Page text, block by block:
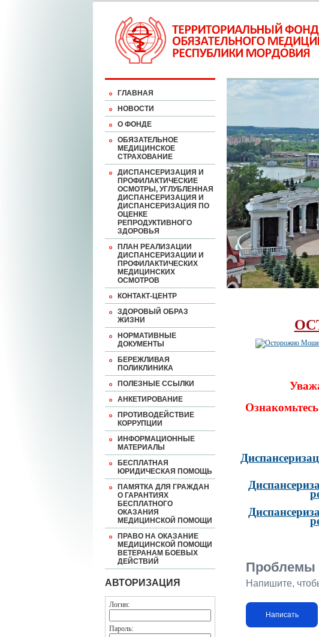
ГЛАВНАЯ
НОВОСТИ
О ФОНДЕ
ОБЯЗАТЕЛЬНОЕ
МЕДИЦИНСКОЕ
СТРАХОВАНИЕ
ДИСПАНСЕРИЗАЦИЯ И
ПРОФИЛАКТИЧЕСКИЕ
ОСМОТРЫ, УГЛУБЛЕННАЯ
ДИСПАНСЕРИЗАЦИЯ И
ДИСПАНСЕРИЗАЦИЯ ПО
ОЦЕНКЕ
РЕПРОДУКТИВНОГО
ЗДОРОВЬЯ
ПЛАН РЕАЛИЗАЦИИ
ДИСПАНСЕРИЗАЦИИ И
ПРОФИЛАКТИЧЕСКИХ
МЕДИЦИНСКИХ
ОСМОТРОВ
КОНТАКТ-ЦЕНТР
ЗДОРОВЫЙ ОБРАЗ
ЖИЗНИ
НОРМАТИВНЫЕ
ДОКУМЕНТЫ
БЕРЕЖЛИВАЯ
ПОЛИКЛИНИКА
ПОЛЕЗНЫЕ ССЫЛКИ
АНКЕТИРОВАНИЕ
ПРОТИВОДЕЙСТВИЕ
КОРРУПЦИИ
ИНФОРМАЦИОННЫЕ
МАТЕРИАЛЫ
БЕСПЛАТНАЯ
ЮРИДИЧЕСКАЯ ПОМОЩЬ
ПАМЯТКА ДЛЯ ГРАЖДАН
О ГАРАНТИЯХ
БЕСПЛАТНОГО
ОКАЗАНИЯ
МЕДИЦИНСКОЙ ПОМОЩИ
ПРАВО НА ОКАЗАНИЕ
МЕДИЦИНСКОЙ ПОМОЩИ
ВЕТЕРАНАМ БОЕВЫХ
ДЕЙСТВИЙ
АВТОРИЗАЦИЯ
Логин:
Пароль:
Проблемы
Напишите,
Написать